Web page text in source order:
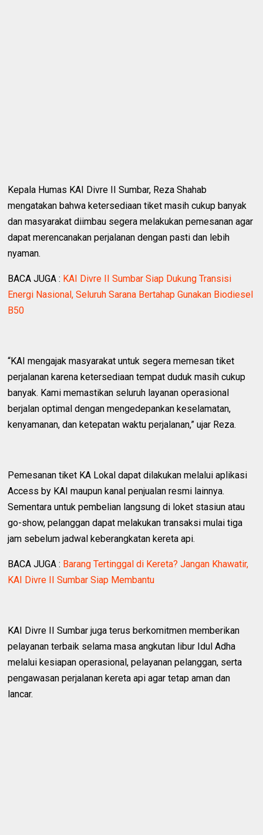
Kepala Humas KAI Divre II Sumbar, Reza Shahab
mengatakan bahwa ketersediaan tiket masih cukup banyak
dan masyarakat diimbau segera melakukan pemesanan agar
dapat merencanakan perjalanan dengan pasti dan lebih
nyaman.
BACA JUGA : KAI Divre II Sumbar Siap Dukung Transisi
Energi Nasional, Seluruh Sarana Bertahap Gunakan Biodiesel
B50
“KAI mengajak masyarakat untuk segera memesan tiket
perjalanan karena ketersediaan tempat duduk masih cukup
banyak. Kami memastikan seluruh layanan operasional
berjalan optimal dengan mengedepankan keselamatan,
kenyamanan, dan ketepatan waktu perjalanan,” ujar Reza.
Pemesanan tiket KA Lokal dapat dilakukan melalui aplikasi
Access by KAI maupun kanal penjualan resmi lainnya.
Sementara untuk pembelian langsung di loket stasiun atau
go-show, pelanggan dapat melakukan transaksi mulai tiga
jam sebelum jadwal keberangkatan kereta api.
BACA JUGA : Barang Tertinggal di Kereta? Jangan Khawatir,
KAI Divre II Sumbar Siap Membantu
KAI Divre II Sumbar juga terus berkomitmen memberikan
pelayanan terbaik selama masa angkutan libur Idul Adha
melalui kesiapan operasional, pelayanan pelanggan, serta
pengawasan perjalanan kereta api agar tetap aman dan
lancar.